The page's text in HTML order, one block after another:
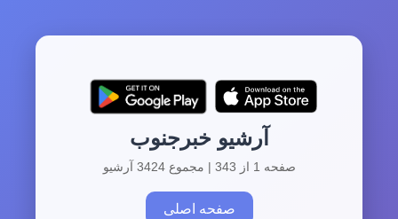
آرشیو خبرجنوب
صفحه 1 از 343 | مجموع 3424 آرشیو
صفحه اصلی